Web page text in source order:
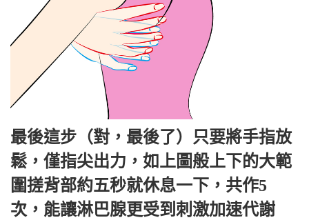
最後這步（對，最後了）只要將手指放
鬆，僅指尖出力，如上圖般上下的大範
圍搓背部約五秒就休息一下，共作5
次，能讓淋巴腺更受到刺激加速代謝